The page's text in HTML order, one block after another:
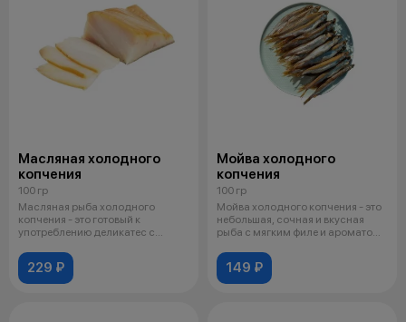
Масляная холодного
копчения
100 гр
Масляная рыба холодного
копчения - это готовый к
употреблению деликатес с
229 ₽
Мойва холодного
копчения
100 гр
Мойва холодного копчения - это
небольшая, сочная и вкусная
рыба с мягким филе и ароматом
149 ₽